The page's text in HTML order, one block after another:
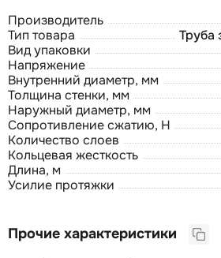
Производитель
Тип товара
Труба
Вид упаковки
Напряжение
Внутренний диаметр, мм
Толщина стенки, мм
Наружный диаметр, мм
Сопротивление сжатию, Н
Количество слоев
Кольцевая жесткость
Длина, м
Усилие протяжки
Прочие характеристики